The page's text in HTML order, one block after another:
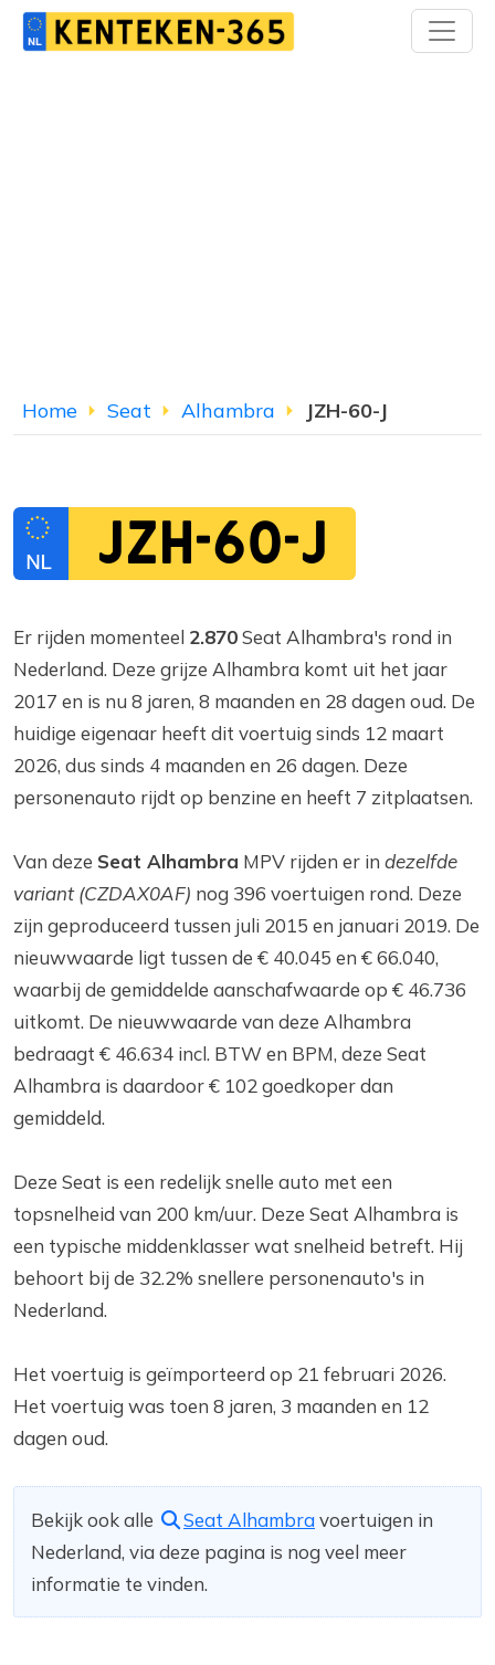
Home Seat Alhambra JZH-60-J
JZH-60-J
Er rijden momenteel 2.870Seat Alhambra's rond in
Nederland. Deze grijze Alhambra komt uit het jaar
2017 en is nu 8 jaren, 8 maanden en 28 dagen oud. De
huidige eigenaar heeft dit voertuig sinds 12 maart
2026, dus sinds 4 maanden en 26 dagen. Deze
personenauto rijdt op benzine en heeft 7 zitplaatsen.
Van deze Seat Alhambra MPV rijden er in dezelfde
variant (CZDAX0AF) nog 396 voertuigen rond. Deze
zijn geproduceerd tussen juli 2015 en januari 2019. De
nieuwwaarde ligt tussen de € 40.045 en € 66.040,
waarbij de gemiddelde aanschafwaarde op € 46.736
uitkomt. De nieuwwaarde van deze Alhambra
bedraagt € 46.634 incl. BTW en BPM, deze Seat
Alhambra is daardoor € 102 goedkoper dan
gemiddeld.
Deze Seat is een redelijk snelle auto met een
topsnelheid van 200 km/uur. Deze Seat Alhambra is
een typische middenklasser wat snelheid betreft. Hij
behoort bij de 32.2% snellere personenauto's in
Nederland.
Het voertuig is geïmporteerd op 21 februari 2026.
Het voertuig was toen 8 jaren, 3 maanden en 12
dagen oud.
Bekijk ook alle Seat Alhambravoertuigen in
Nederland, via deze pagina is nog veel meer
informatie te vinden.